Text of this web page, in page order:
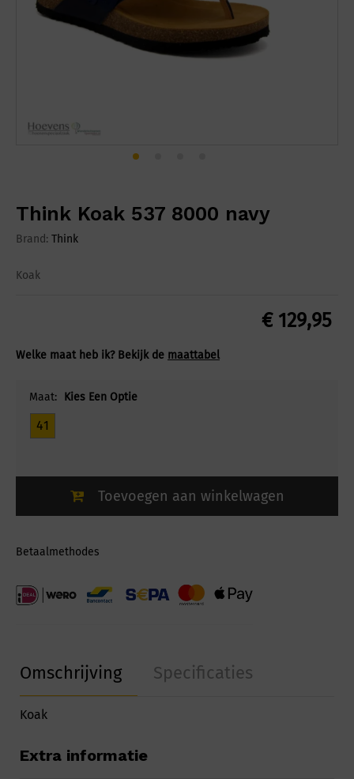
Think Koak 537 8000 navy
Brand: Think
Koak
€129,95
Welke maat heb ik? Bekijk de maattabel
Maat: Kies Een Optie
41
Toevoegen aan winkelwagen
Betaalmethodes
Omschrijving Specificaties
Koak
Extra informatie